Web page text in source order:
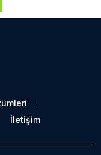
İletişim